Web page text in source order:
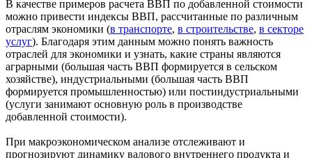
В качестве примеров расчета ВВП по добавленной стоимости
можно привести индексы ВВП, рассчитанные по различным
отраслям экономики (в транспорте, в строительстве, в секторе
услуг). Благодаря этим данным можно понять важность
отраслей для экономики и узнать, какие страны являются
аграрными (большая часть ВВП формируется в сельском
хозяйстве), индустриальными (большая часть ВВП
формируется промышленностью) или постиндустриальными
(услуги занимают основную роль в производстве
добавленной стоимости).
При макроэкономическом анализе отслеживают и
прогнозируют динамику валового внутреннего продукта и